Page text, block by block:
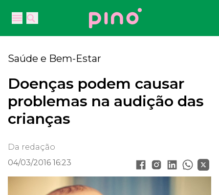
Open main menu
Open main menu
Your Company
Saúde e Bem-Estar
Doenças podem causar
problemas na audição das
crianças
Da redação
04/03/2016 16:23